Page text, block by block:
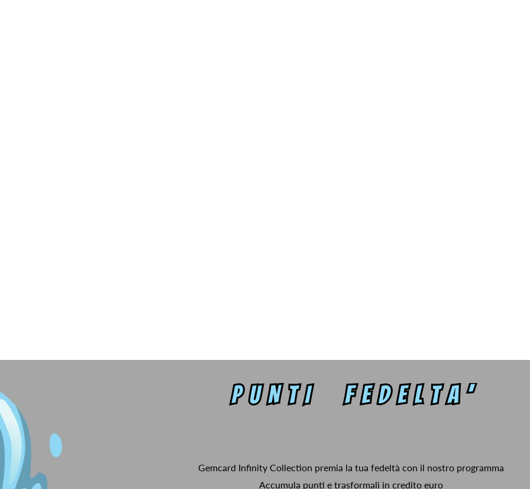
Gemcard Infinity Collection premia la tua fedeltà con il nostro programma
Accumula punti e trasformali in credito euro